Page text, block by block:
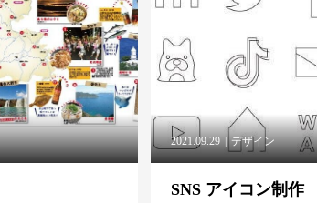
2021.09.29 デザイン
SNS アイコン制作